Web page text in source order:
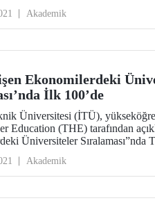
Akademik
Ekonomilerdeki
İlk 100’de
Üniversitesi (İTÜ),
Education (THE) tarafından
Üniversiteler Sıralaması”nda
Akademik